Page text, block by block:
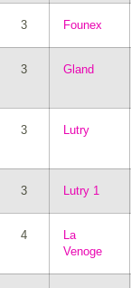
3 Founex
3 Gland
3 Lutry
3 Lutry 1
4
La
Venoge